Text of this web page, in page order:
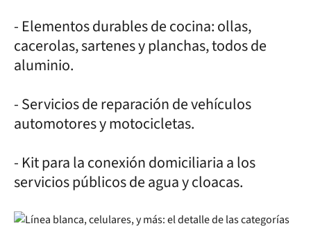
- Elementos durables de cocina: ollas,
cacerolas, sartenes y planchas, todos de
aluminio.
- Servicios de reparación de vehículos
automotores y motocicletas.
- Kit para la conexión domiciliaria a los
servicios públicos de agua y cloacas.